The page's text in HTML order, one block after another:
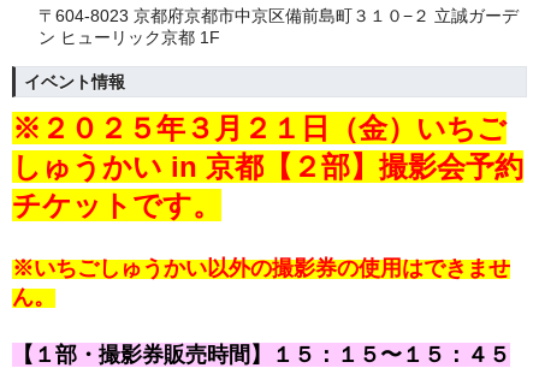
〒604-8023 京都府京都市中京区備前島町３１０−２ 立誠ガーデ
ン ヒューリック京都 1F
イベント情報
※２０２５年３月２１日（金） いちご
しゅうかい in 京都 【２部】撮影会予約
チケットです。
※いちごしゅうかい以外の撮影券の使用はできませ
ん。
【１部・撮影券販売時間】１５：１５〜１５：４５